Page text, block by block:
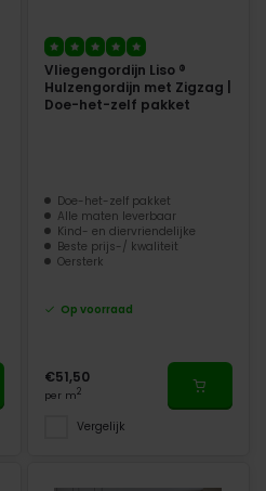
Vliegengordijn Liso ®
Hulzengordijn met Zigzag |
Doe-het-zelf pakket
Doe-het-zelf pakket
Alle maten leverbaar
Kind- en diervriendelijke
Beste prijs-/ kwaliteit
Oersterk
Op voorraad
€51,50
per m2
Vergelijk